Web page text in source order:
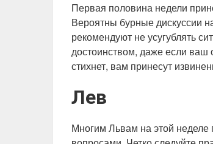
Первая половина недели
Вероятны бурные дискуссии
рекомендуют не усугублять
достоинством, даже если ваш
стихнет, вам принесут
Лев
Многим Львам на этой